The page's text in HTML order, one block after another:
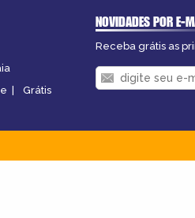
| Grátis
NOVIDADES POR E-
Receba grátis as